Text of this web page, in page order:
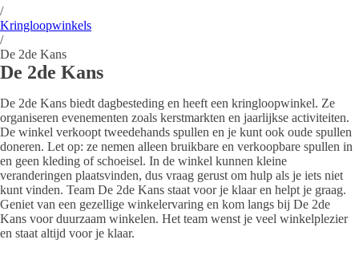
/
Kringloopwinkels
/
De 2de Kans
De 2de Kans
De 2de Kans biedt dagbesteding en heeft een kringloopwinkel. Ze
organiseren evenementen zoals kerstmarkten en jaarlijkse activiteiten.
De winkel verkoopt tweedehands spullen en je kunt ook oude spullen
doneren. Let op: ze nemen alleen bruikbare en verkoopbare spullen in
en geen kleding of schoeisel. In de winkel kunnen kleine
veranderingen plaatsvinden, dus vraag gerust om hulp als je iets niet
kunt vinden. Team De 2de Kans staat voor je klaar en helpt je graag.
Geniet van een gezellige winkelervaring en kom langs bij De 2de
Kans voor duurzaam winkelen. Het team wenst je veel winkelplezier
en staat altijd voor je klaar.